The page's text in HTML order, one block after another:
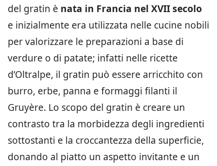
del gratin è nata in Francia nel XVII secolo
e inizialmente era utilizzata nelle cucine nobili
per valorizzare le preparazioni a base di
verdure o di patate; infatti nelle ricette
d’Oltralpe, il gratin può essere arricchito con
burro, erbe, panna e formaggi filanti il
Gruyère. Lo scopo del gratin è creare un
contrasto tra la morbidezza degli ingredienti
sottostanti e la croccantezza della superficie,
donando al piatto un aspetto invitante e un